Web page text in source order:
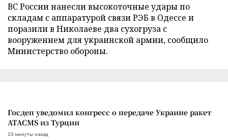
ВС России нанесли высокоточные удары по
складам с аппаратурой связи РЭБ в Одессе и
поразили в Николаеве два сухогруза с
вооружением для украинской армии, сообщило
Министерство обороны.
Госдеп уведомил конгресс о передаче Украине ракет
ATACMS из Турции
33 минуты назад